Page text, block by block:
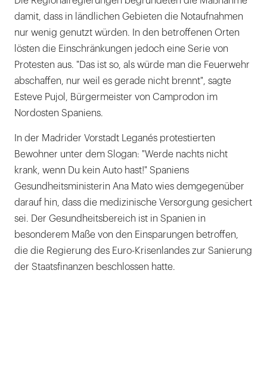
damit, dass in ländlichen Gebieten die Notaufnahmen
nur wenig genutzt würden. In den betroffenen Orten
lösten die Einschränkungen jedoch eine Serie von
Protesten aus. "Das ist so, als würde man die Feuerwehr
abschaffen, nur weil es gerade nicht brennt", sagte
Esteve Pujol, Bürgermeister von Camprodon im
Nordosten Spaniens.
In der Madrider Vorstadt Leganés protestierten
Bewohner unter dem Slogan: "Werde nachts nicht
krank, wenn Du kein Auto hast!" Spaniens
Gesundheitsministerin Ana Mato wies demgegenüber
darauf hin, dass die medizinische Versorgung gesichert
sei. Der Gesundheitsbereich ist in Spanien in
besonderem Maße von den Einsparungen betroffen,
die die Regierung des Euro-Krisenlandes zur Sanierung
der Staatsfinanzen beschlossen hatte.